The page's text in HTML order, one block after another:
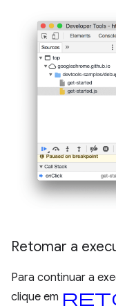
Retomar a
Para continuar a
clique em